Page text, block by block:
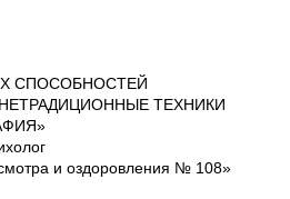
СПОСОБНОСТЕЙ
ТЕХНИКИ
и оздоровления № 108»